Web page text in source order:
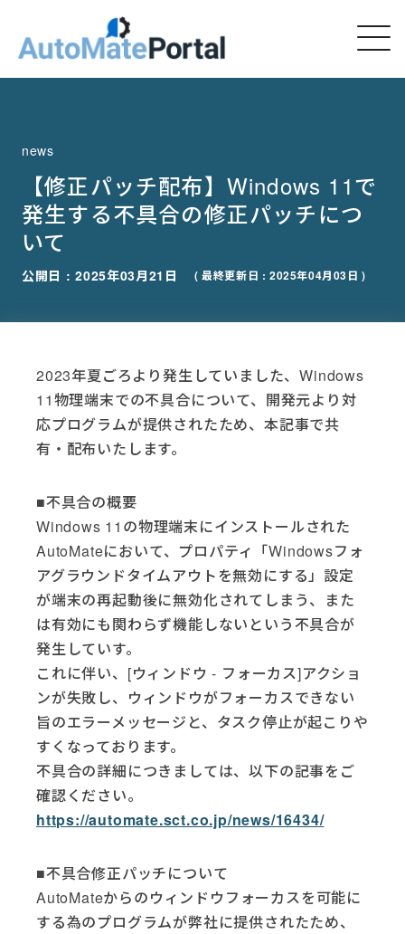
news
【修正パッチ配布】Windows 11で
発生する不具合の修正パッチにつ
いて
公開日 : 2025年03月21日 ( 最終更新日 : 2025年04月03日 )
2023年夏ごろより発生していました、Windows
11物理端末での不具合について、開発元より対
応プログラムが提供されたため、本記事で共
有・配布いたします。
■不具合の概要
Windows 11の物理端末にインストールされた
AutoMateにおいて、プロパティ「Windowsフォ
アグラウンドタイムアウトを無効にする」設定
が端末の再起動後に無効化されてしまう、また
は有効にも関わらず機能しないという不具合が
発生していす。
これに伴い、[ウィンドウ - フォーカス]アクショ
ンが失敗し、ウィンドウがフォーカスできない
旨のエラーメッセージと、タスク停止が起こりや
すくなっております。
不具合の詳細につきましては、以下の記事をご
確認ください。
https://automate.sct.co.jp/news/16434/
■不具合修正パッチについて
AutoMateからのウィンドウフォーカスを可能に
する為のプログラムが弊社に提供されたため、